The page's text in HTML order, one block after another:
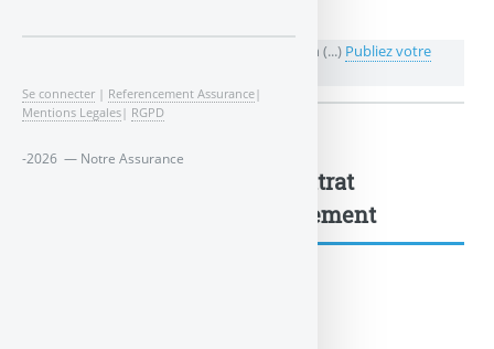
💬 Réagir à cet article L’arbitrage au sein d’un (...) Publiez votre
L’arbitrage au sein d’un contrat
d’assurance vie : à lire également
Se connecter | Referencement Assurance|
Mentions Legales| RGPD
-2026 — Notre Assurance